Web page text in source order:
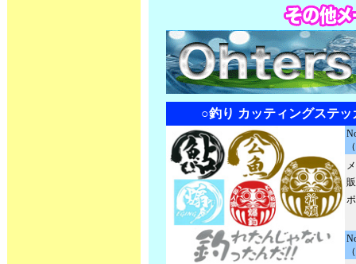
○釣り カッティングステ